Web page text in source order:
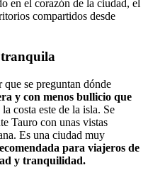
en el corazón de la ciudad, el
compartidos desde
tranquila
que se preguntan dónde
y con menos bullicio que
costa este de la isla. Se
Tauro con unas vistas
Es una ciudad muy
para viajeros de
y tranquilidad.